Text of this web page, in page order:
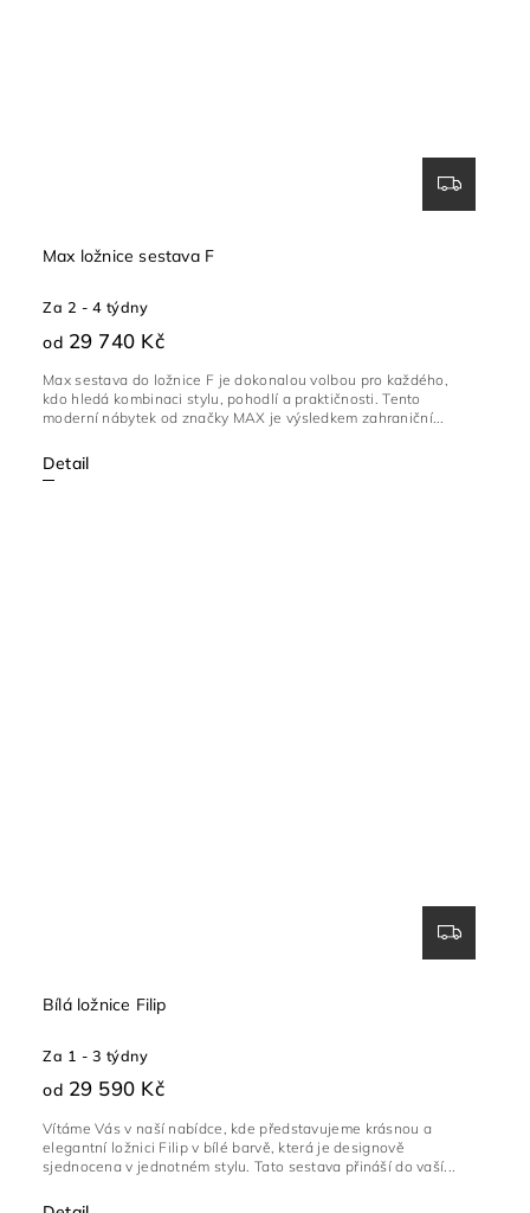
Max ložnice sestava F
Za 2 - 4 týdny
od 29 740 Kč
Detail
Max sestava do ložnice F je dokonalou volbou pro každého,
kdo hledá kombinaci stylu, pohodlí a praktičnosti. Tento
moderní nábytek od značky MAX je výsledkem zahraniční...
Bílá ložnice Filip
Za 1 - 3 týdny
od 29 590 Kč
Vítáme Vás v naší nabídce, kde představujeme krásnou a
elegantní ložnici Filip v bílé barvě, která je designově
sjednocena v jednotném stylu. Tato sestava přináší do vaší...